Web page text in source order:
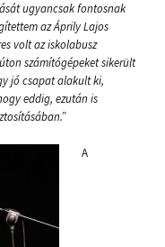
ugyancsak fontosnak
az Áprily Lajos
volt az iskolabusz
számítógépeket sikerült
jó csapat alakult ki,
eddig, ezután is
A